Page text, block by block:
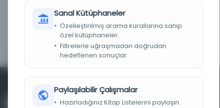
Sanal Kütüphaneler
Özelleştirilmiş arama kurallarına sahip
özel kütüphaneler.
Filtrelerle uğraşmadan doğrudan
hedeflenen sonuçlar.
Paylaşılabilir Çalışmalar
Hazırladığınız Kitap Listelerini paylaşın.